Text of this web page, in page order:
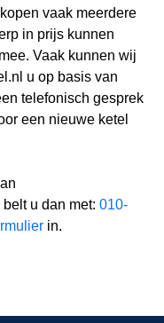
vaak meerdere
in prijs kunnen
Vaak kunnen wij
u op basis van
telefonisch gesprek
een nieuwe ketel
u dan met: 010-
in.